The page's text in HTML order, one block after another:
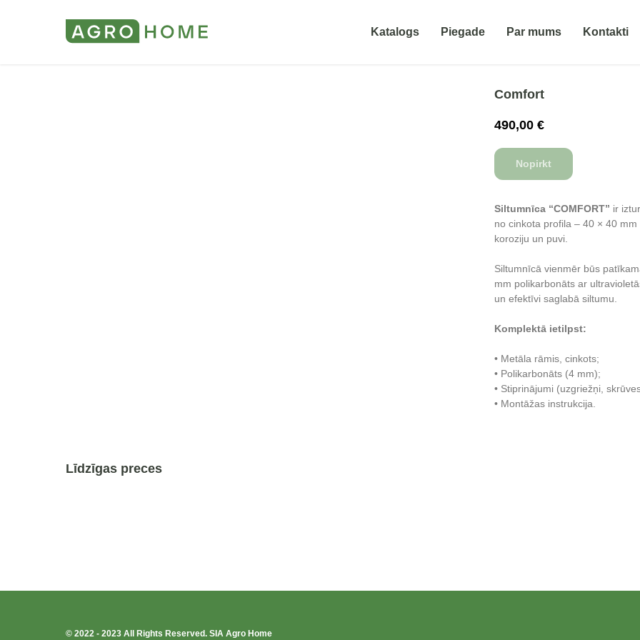
Katalogs Piegade Par mums Kontakti
Comfort
490,00 €
Nopirkt
Siltumnīca “COMFORT” ir
no cinkota profila – 40 × 40
koroziju un puvi.
Siltumnīcā vienmēr būs
mm polikarbonāts ar
un efektīvi saglabā siltumu.
Komplektā ietilpst:
• Metāla rāmis, cinkots;
• Polikarbonāts (4 mm);
• Stiprinājumi (uzgriežņi,
• Montāžas instrukcija.
Līdzīgas preces
© 2022 - 2023 All Rights Reserved. SIA Agro Home